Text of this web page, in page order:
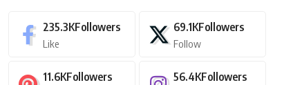
235.3KFollowers
Like
69.1KFollowers
Follow
11.6KFollowers 56.4KFollowers